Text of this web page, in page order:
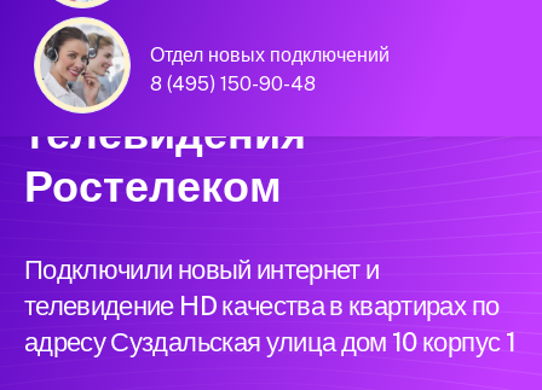
Отдел новых подключений
8 (495) 150-90-48
Подключений
нового интернета и
телевидения
Ростелеком
Подключили новый интернет и
телевидение HD качества в квартирах по
адресу Суздальская улица дом 10 корпус 1